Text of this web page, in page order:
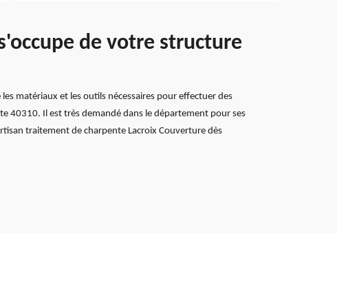
de votre structure
matériaux et les outils nécessaires pour effectuer des
40310. Il est très demandé dans le département pour ses
traitement de charpente Lacroix Couverture dès